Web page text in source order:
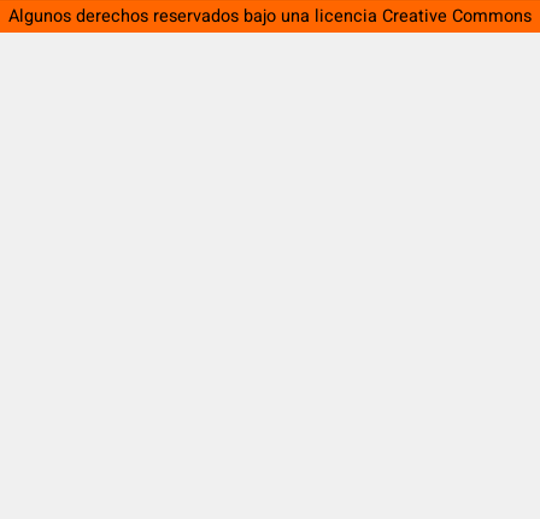
Algunos derechos reservados bajo una licencia Creative Commons